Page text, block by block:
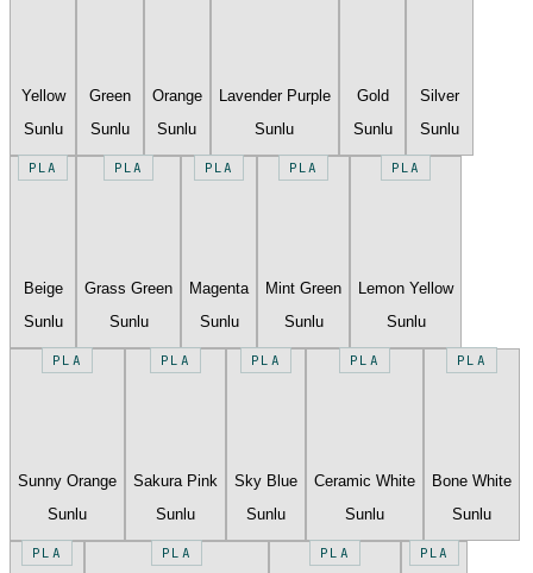
Yellow
Sunlu
Green
Sunlu
Orange
Sunlu
Lavender Purple
Sunlu
Gold
Sunlu
Silver
Sunlu
PLA
Beige
Sunlu
PLA
Grass Green
Sunlu
PLA
Magenta
Sunlu
PLA
Mint Green
Sunlu
PLA
Lemon Yellow
Sunlu
PLA
Sunny Orange
Sunlu
PLA
Sakura Pink
Sunlu
PLA
Sky Blue
Sunlu
PLA
Ceramic White
Sunlu
PLA
Bone White
Sunlu
PLA PLA PLA PLA